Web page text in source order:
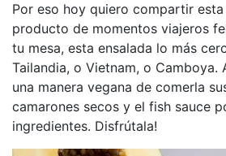
Por eso hoy quiero compartir
producto de momentos viajeros
tu mesa, esta ensalada lo más
Tailandia, o Vietnam, o Camboya.
una manera vegana de comerla
camarones secos y el fish sauce
ingredientes. Disfrútala!